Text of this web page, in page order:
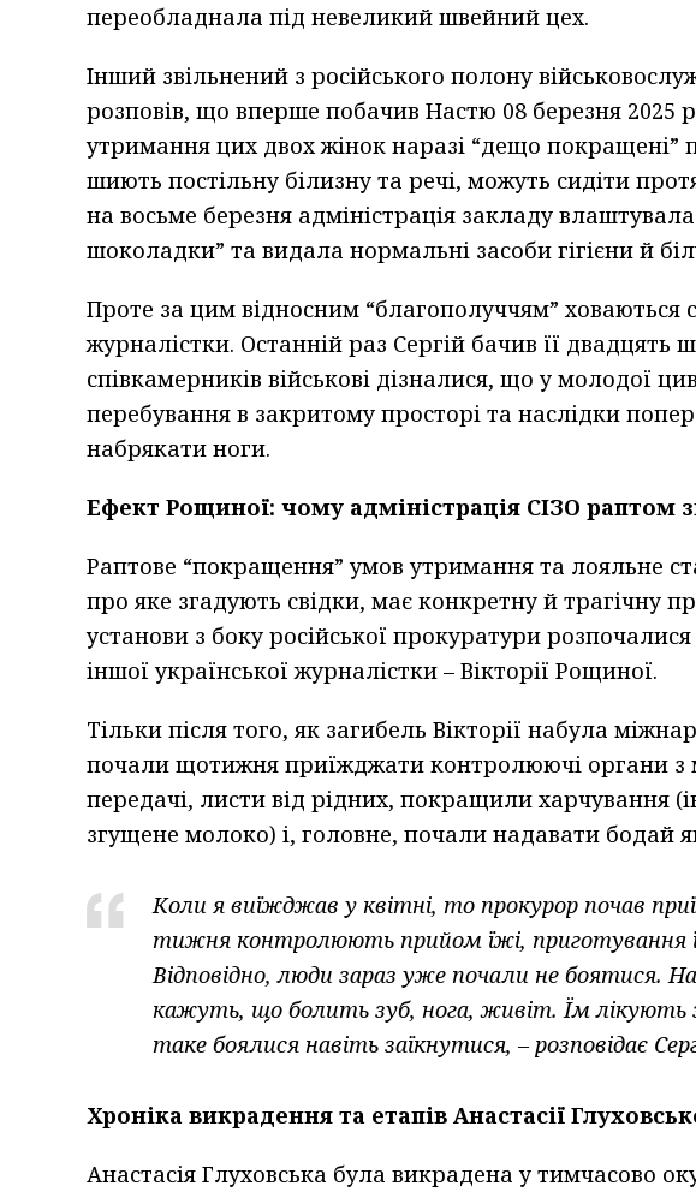
переобладнала під невеликий швейний цех.
Інший звільнений з російського полону
розповів, що вперше побачив Настю 08 березня 2025
утримання цих двох жінок наразі “дещо покращені”
шиють постільну білизну та речі, можуть сидіти
на восьме березня адміністрація закладу
шоколадки” та видала нормальні засоби гігієни й
Проте за цим відносним “благополуччям” ховаються
журналістки. Останній раз Сергій бачив її двадцять
співкамерників військові дізналися, що у молодої
перебування в закритому просторі та наслідки
набрякати ноги.
Ефект Рощиної: чому адміністрація СІЗО раптом
Раптове “покращення” умов утримання та лояльне
про яке згадують свідки, має конкретну й трагічну
установи з боку російської прокуратури
іншої української журналістки – Вікторії Рощиної.
Тільки після того, як загибель Вікторії набула
почали щотижня приїжджати контролюючі органи з
передачі, листи від рідних, покращили харчування
згущене молоко) і, головне, почали надавати бодай
Коли я виїжджав у квітні, то прокурор почав
тижня контролюють прийом їжі, приготування
Відповідно, люди зараз уже почали не боятися.
кажуть, що болить зуб, нога, живіт. Їм
таке боялися навіть заїкнутися, – розповідає
Хроніка викрадення та етапів Анастасії
Анастасія Глуховська була викрадена у тимчасово